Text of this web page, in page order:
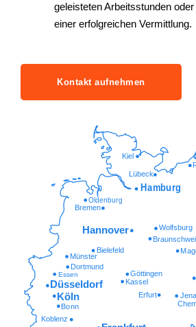
geleisteten Arbeitsstunden
einer erfolgreichen Vermittlung.
Kontakt aufnehmen
Koblenz
Bonn
Erfurt Jena
Kassel
Göttingen
Essen
Dortmund
Münster
Bielefeld
Wolfsburg
Oldenburg
Lübeck
Kiel
Köln
Düsseldorf
Hannover
Bremen
Hamburg